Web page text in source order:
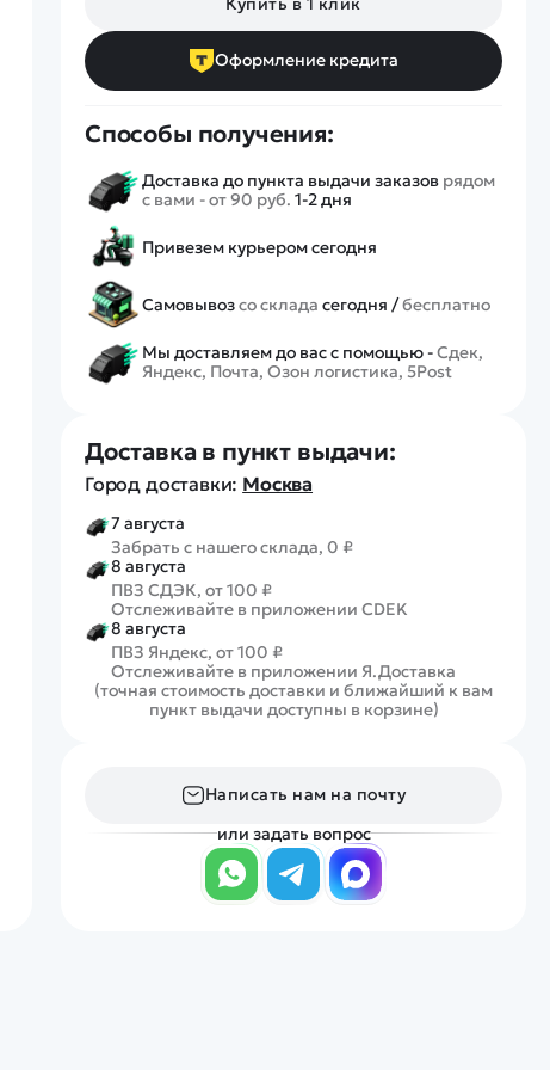
Оформление кредита
Способы получения:
Доставка до пункта выдачи заказов рядом
с вами - от 90 руб. 1-2 дня
Привезем курьером сегодня
Самовывозсо склада сегодня /бесплатно
Мы доставляем до вас с помощью -Сдек,
Яндекс, Почта, Озон логистика, 5Post
Доставка в пункт выдачи:
Город доставки: Москва
7 августа
Забрать с нашего склада, 0 ₽
8 августа
ПВЗ СДЭК, от 100 ₽
Отслеживайте в приложении CDEK
8 августа
ПВЗ Яндекс, от 100 ₽
Отслеживайте в приложении Я.Доставка
(точная стоимость доставки и ближайший к вам
пункт выдачи доступны в корзине)
Написать нам на почту
или задать вопрос
Спецтехника
Конструкторы